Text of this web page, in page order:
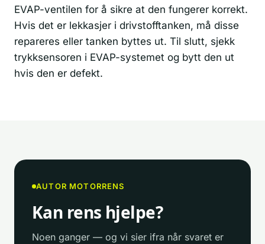
EVAP-ventilen for å sikre at den fungerer korrekt.
Hvis det er lekkasjer i drivstofftanken, må disse
repareres eller tanken byttes ut. Til slutt, sjekk
trykksensoren i EVAP-systemet og bytt den ut
hvis den er defekt.
AUTOR MOTORRENS
Kan rens hjelpe?
Noen ganger — og vi sier ifra når svaret er